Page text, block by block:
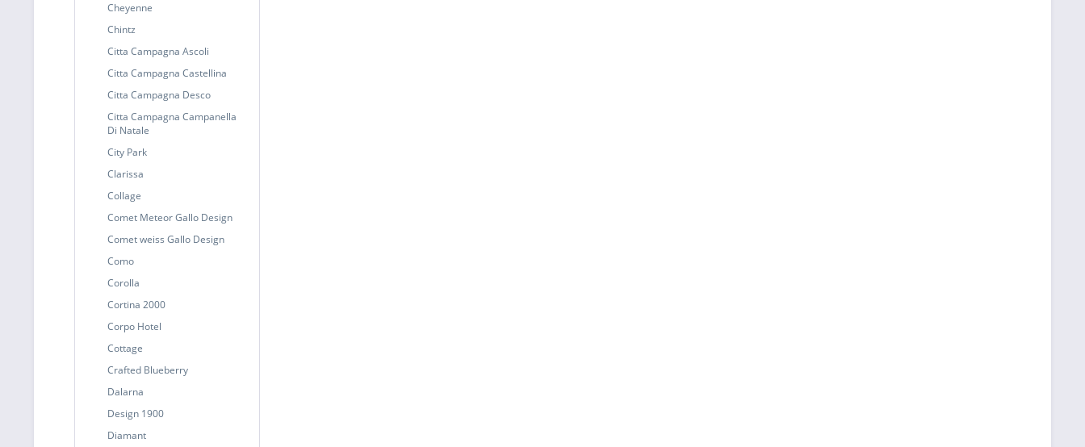
Cheyenne
Chintz
Citta Campagna Ascoli
Citta Campagna Castellina
Citta Campagna Desco
Citta Campagna Campanella
Di Natale
City Park
Clarissa
Collage
Comet Meteor Gallo Design
Comet weiss Gallo Design
Como
Corolla
Cortina 2000
Corpo Hotel
Cottage
Crafted Blueberry
Dalarna
Design 1900
Diamant